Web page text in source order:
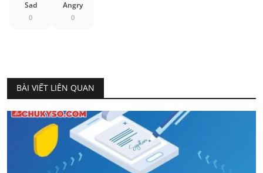
Sad
0
Angry
0
BÀI VIẾT LIÊN QUAN